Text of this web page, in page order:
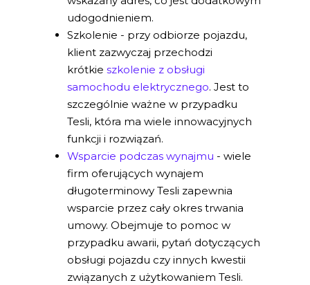
udogodnieniem.
Szkolenie - przy odbiorze pojazdu,
klient zazwyczaj przechodzi
krótkie szkolenie z obsługi
samochodu elektrycznego. Jest to
szczególnie ważne w przypadku
Tesli, która ma wiele innowacyjnych
funkcji i rozwiązań.
Wsparcie podczas wynajmu - wiele
firm oferujących wynajem
długoterminowy Tesli zapewnia
wsparcie przez cały okres trwania
umowy. Obejmuje to pomoc w
przypadku awarii, pytań dotyczących
obsługi pojazdu czy innych kwestii
związanych z użytkowaniem Tesli.